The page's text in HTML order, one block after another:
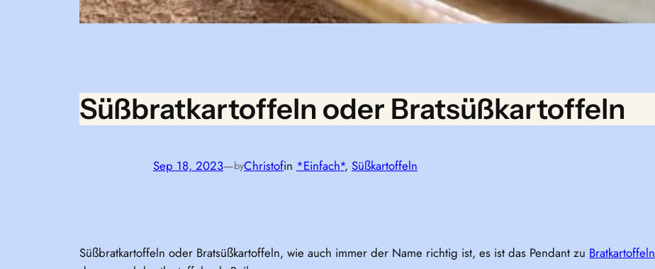
Süßbratkartoffeln oder Bratsüßkartoffeln
Sep 18, 2023—byChristofin *Einfach*, Süßkartoffeln
Süßbratkartoffeln oder Bratsüßkartoffeln, wie auch immer der Name richtig ist, es ist das Pendant zu Bratkartoffeln